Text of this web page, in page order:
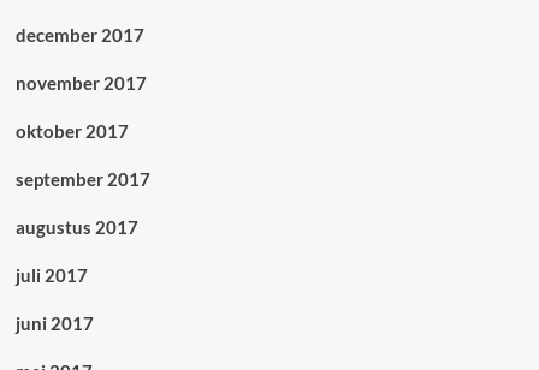
december 2017
november 2017
oktober 2017
september 2017
augustus 2017
juli 2017
juni 2017